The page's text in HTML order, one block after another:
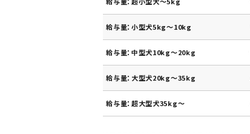
給与量：小型犬5kg～10kg
給与量：中型犬10kg～20kg
給与量：大型犬20kg～35kg
給与量：超大型犬35kg～